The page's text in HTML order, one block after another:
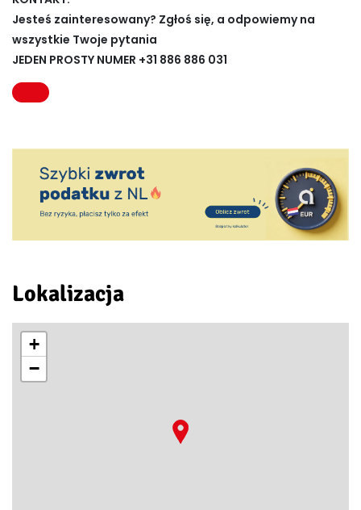
Jesteś zainteresowany? Zgłoś się, a odpowiemy na
wszystkie Twoje pytania
JEDEN PROSTY NUMER +31 886 886 031
Lokalizacja
+
−